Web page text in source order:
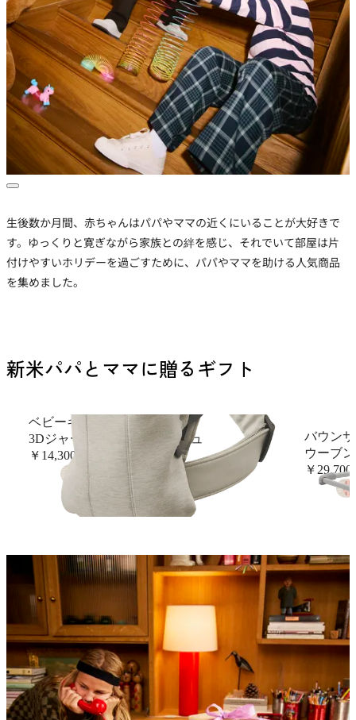
生後数か月間、赤ちゃんはパパやママの近くにいることが大好きで
す。ゆっくりと寛ぎながら家族との絆を感じ、それでいて部屋は片
付けやすいホリデーを過ごすために、パパやママを助ける人気商品
を集めました。
新米パパとママに贈るギフト
ベビーキャリア Mini
3Dジャージー, ライトベージュ
￥14,300
バウン
ウーブ
￥29,700